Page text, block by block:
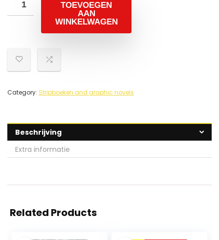
TOEVOEGEN
AAN
WINKELWAGEN
Category: Stripboeken and graphic novels
Beschrijving
Extra informatie
Related Products